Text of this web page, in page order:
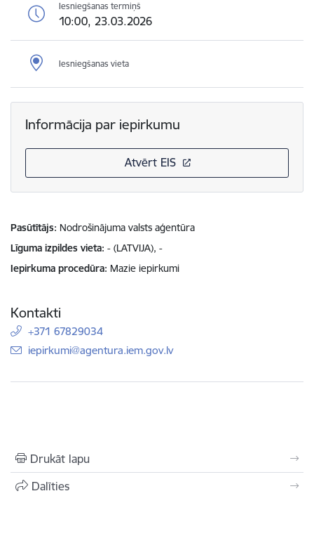
Iesniegšanas termiņš
10:00, 23.03.2026
Iesniegšanas vieta
Informācija par iepirkumu
Atvērt EIS
Pasūtītājs Nodrošinājuma valsts aģentūra
Līguma izpildes vieta - (LATVIJA), -
Iepirkuma procedūra Mazie iepirkumi
Kontakti
+371 67829034
E-pasts:
iepirkumi@agentura.iem.gov.lv
Drukāt lapu
Dalīties